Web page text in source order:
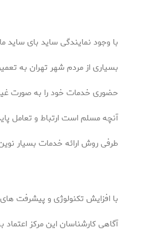
با وجود نمایندگی ساید بای ساید
بسیاری از مردم شهر تهران به
حضوری خدمات خود را به صورت
آنچه مسلم است ارتباط و تعامل
طرفی روش ارائه خدمات بسیار
با افزایش تکنولوژی و پیشرفت های
آگاهی کارشناسان این مرکز